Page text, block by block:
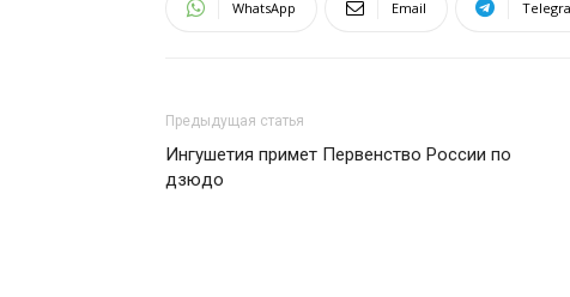
WhatsApp Email
Предыдущая статья
Ингушетия примет Первенство России по
дзюдо